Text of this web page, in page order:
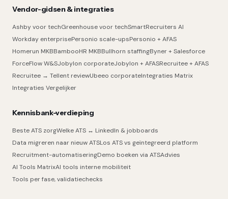
Vendor-gidsen & integraties
Ashby voor techGreenhouse voor techSmartRecruiters AI
Workday enterprisePersonio scale-upsPersonio + AFAS
Homerun MKBBambooHR MKBBullhorn staffingByner + Salesforce
ForceFlow W&SJobylon corporateJobylon + AFASRecruitee + AFAS
Recruitee → Tellent reviewUbeeo corporateIntegraties Matrix
Integraties Vergelijker
Kennisbank-verdieping
Beste ATS zorgWelke ATS ↔ LinkedIn & jobboards
Data migreren naar nieuw ATSLos ATS vs geïntegreerd platform
Recruitment-automatiseringDemo boeken via ATSAdvies
AI Tools MatrixAI tools interne mobiliteit
Tools per fase, validatiechecks